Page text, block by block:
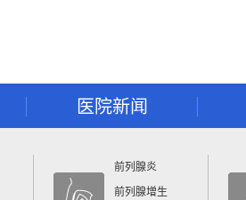
医院新闻
前列腺炎
前列腺增生